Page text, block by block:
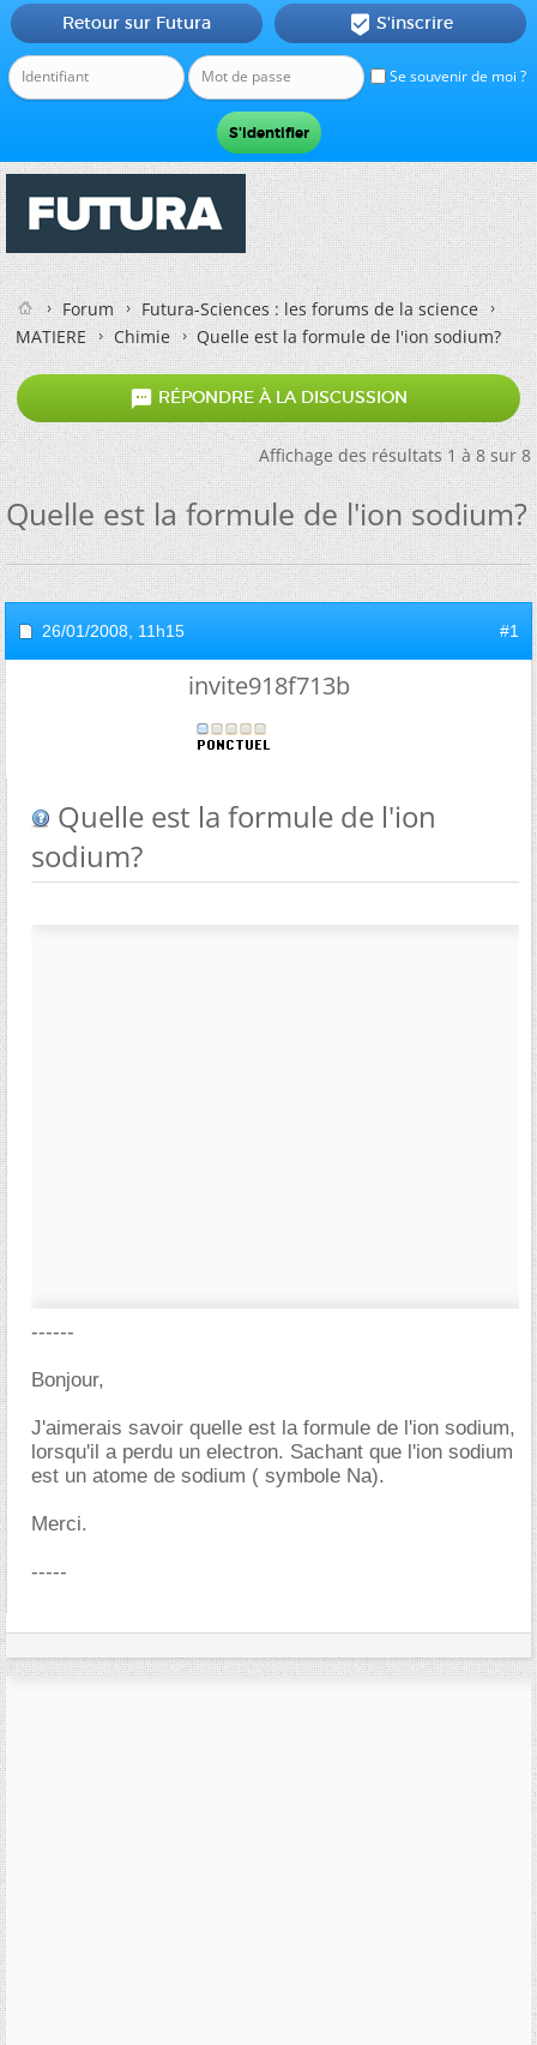
Se souvenir de moi ?
Retour sur Futura  S'inscrire
Forum
Futura-Sciences : les forums de la science
MATIERE
Chimie Quelle est la formule de l'ion sodium?
 RÉPONDRE À LA DISCUSSION
Affichage des résultats 1 à 8 sur 8
Quelle est la formule de l'ion sodium?
26/01/2008, 11h15 #1
invite918f713b
Quelle est la formule de l'ion
sodium?
------
Bonjour,
J'aimerais savoir quelle est la formule de l'ion sodium,
lorsqu'il a perdu un electron. Sachant que l'ion sodium
est un atome de sodium ( symbole Na).
Merci.
-----